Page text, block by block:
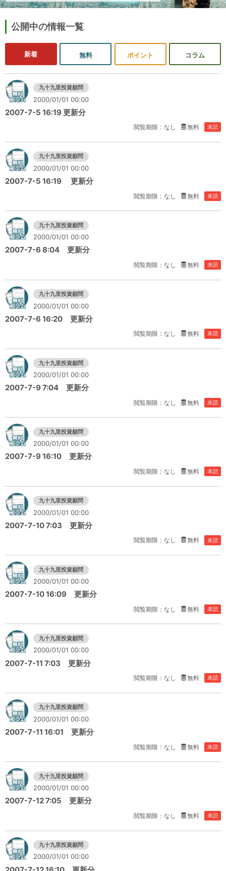
公開中の情報一覧
新着 無料 ポイント コラム
九十九里投資顧問
2000/01/01 00:00
2007-7-5 16:19 更新分
未読
無料
閲覧期限：なし
九十九里投資顧問
2000/01/01 00:00
2007-7-5 16:19 更新分
未読
無料
閲覧期限：なし
九十九里投資顧問
2000/01/01 00:00
2007-7-6 8:04 更新分
未読
無料
閲覧期限：なし
九十九里投資顧問
2000/01/01 00:00
2007-7-6 16:20 更新分
未読
無料
閲覧期限：なし
九十九里投資顧問
2000/01/01 00:00
2007-7-9 7:04 更新分
未読
無料
閲覧期限：なし
九十九里投資顧問
2000/01/01 00:00
2007-7-9 16:10 更新分
未読
無料
閲覧期限：なし
九十九里投資顧問
2000/01/01 00:00
2007-7-10 7:03 更新分
未読
無料
閲覧期限：なし
九十九里投資顧問
2000/01/01 00:00
2007-7-10 16:09 更新分
未読
無料
閲覧期限：なし
九十九里投資顧問
2000/01/01 00:00
2007-7-11 7:03 更新分
未読
無料
閲覧期限：なし
九十九里投資顧問
2000/01/01 00:00
2007-7-11 16:01 更新分
未読
無料
閲覧期限：なし
九十九里投資顧問
2000/01/01 00:00
2007-7-12 7:05 更新分
未読
無料
閲覧期限：なし
九十九里投資顧問
2000/01/01 00:00